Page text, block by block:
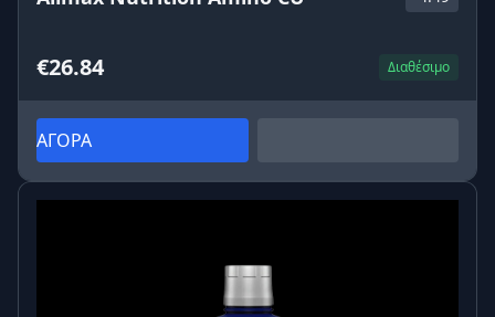
€26.84 Διαθέσιμο
ΑΓΟΡΑ